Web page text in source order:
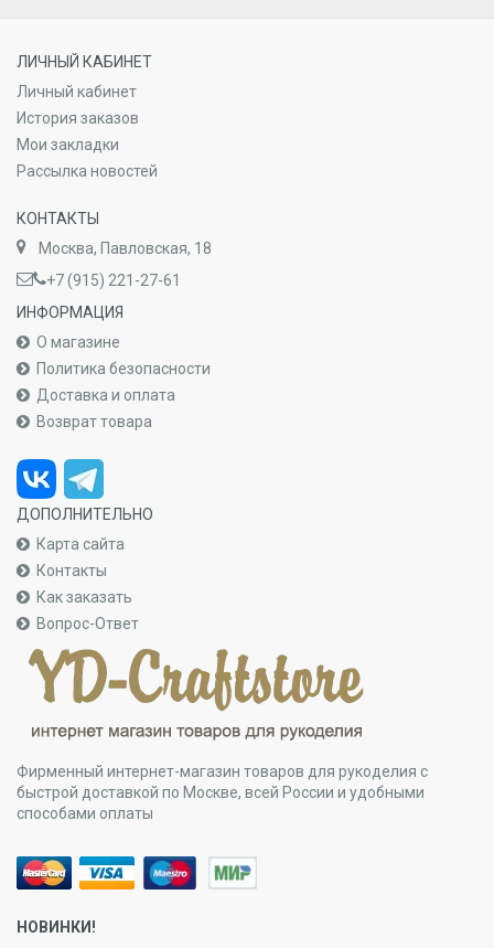
ЛИЧНЫЙ КАБИНЕТ
Личный кабинет
История заказов
Мои закладки
Рассылка новостей
КОНТАКТЫ
Москва, Павловская, 18
+7 (915) 221-27-61
ИНФОРМАЦИЯ
О магазине
Политика безопасности
Доставка и оплата
Возврат товара
ДОПОЛНИТЕЛЬНО
Карта сайта
Контакты
Как заказать
Вопрос-Ответ
Фирменный интернет-магазин товаров для рукоделия с
быстрой доставкой по Москве, всей России и удобными
способами оплаты
НОВИНКИ!